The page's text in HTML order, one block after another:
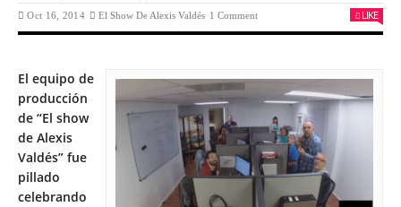
Oct 16, 2014 El Show De Alexis Valdés 1 Comment LIKE
El equipo de
producción
de “El show
de Alexis
Valdés” fue
pillado
celebrando